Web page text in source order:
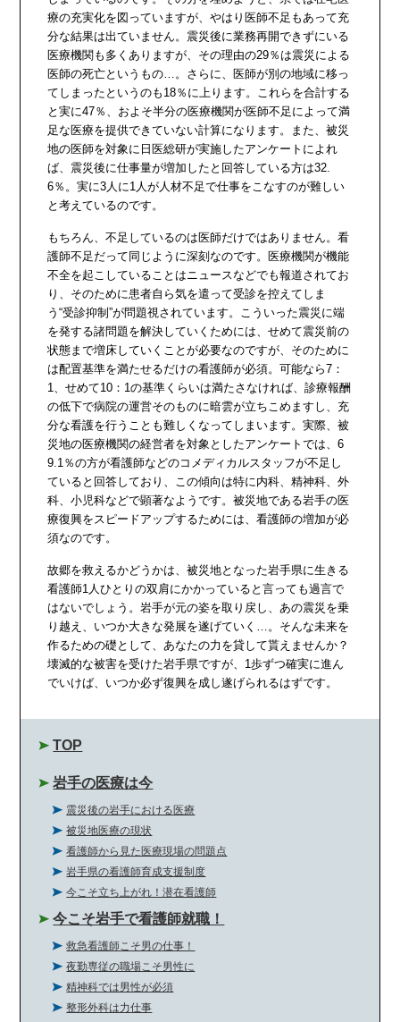
療の充実化を図っていますが、やはり医師不足もあって充
分な結果は出ていません。震災後に業務再開できずにいる
医療機関も多くありますが、その理由の29％は震災による
医師の死亡というもの…。さらに、医師が別の地域に移っ
てしまったというのも18％に上ります。これらを合計する
と実に47％、およそ半分の医療機関が医師不足によって満
足な医療を提供できていない計算になります。また、被災
地の医師を対象に日医総研が実施したアンケートによれ
ば、震災後に仕事量が増加したと回答している方は32.
6％。実に3人に1人が人材不足で仕事をこなすのが難しい
と考えているのです。
もちろん、不足しているのは医師だけではありません。看
護師不足だって同じように深刻なのです。医療機関が機能
不全を起こしていることはニュースなどでも報道されてお
り、そのために患者自ら気を遣って受診を控えてしま
う“受診抑制”が問題視されています。こういった震災に端
を発する諸問題を解決していくためには、せめて震災前の
状態まで増床していくことが必要なのですが、そのために
は配置基準を満たせるだけの看護師が必須。可能なら7：
1、せめて10：1の基準くらいは満たさなければ、診療報酬
の低下で病院の運営そのものに暗雲が立ちこめますし、充
分な看護を行うことも難しくなってしまいます。実際、被
災地の医療機関の経営者を対象としたアンケートでは、6
9.1％の方が看護師などのコメディカルスタッフが不足し
ていると回答しており、この傾向は特に内科、精神科、外
科、小児科などで顕著なようです。被災地である岩手の医
療復興をスピードアップするためには、看護師の増加が必
須なのです。
故郷を救えるかどうかは、被災地となった岩手県に生きる
看護師1人ひとりの双肩にかかっていると言っても過言で
はないでしょう。岩手が元の姿を取り戻し、あの震災を乗
り越え、いつか大きな発展を遂げていく…。そんな未来を
作るための礎として、あなたの力を貸して貰えませんか？
壊滅的な被害を受けた岩手県ですが、1歩ずつ確実に進ん
でいけば、いつか必ず復興を成し遂げられるはずです。
TOP
岩手の医療は今
震災後の岩手における医療
被災地医療の現状
看護師から見た医療現場の問題点
岩手県の看護師育成支援制度
今こそ立ち上がれ！潜在看護師
今こそ岩手で看護師就職！
救急看護師こそ男の仕事！
夜勤専従の職場こそ男性に
精神科では男性が必須
整形外科は力仕事